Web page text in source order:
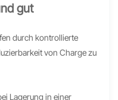
gut
durch kontrollierte
von Charge zu
Lagerung in einer